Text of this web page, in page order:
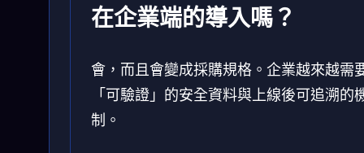
在企業端的導入嗎？
會，而且會變成採購規格。企業越來越需
「可驗證」的安全資料與上線後可追溯的
制。